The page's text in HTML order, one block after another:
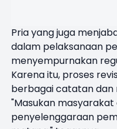
Pria yang juga
dalam pelaksanaan
menyempurnakan
Karena itu, proses
berbagai catatan dan
"Masukan
penyelenggaraan